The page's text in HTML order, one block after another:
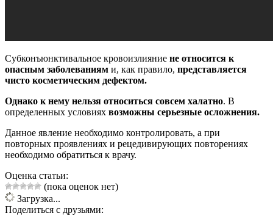
Субконъюнктивальное кровоизлияние не относится к
опасным заболеваниям и, как правило, представляется
чисто косметическим дефектом.
Однако к нему нельзя относиться совсем халатно. В
определенных условиях возможны серьезные осложнения.
Данное явление необходимо контролировать, а при
повторных проявлениях и рецедивирующих повторениях
необходимо обратиться к врачу.
Оценка статьи:
(пока оценок нет)
Загрузка...
Поделиться с друзьями: